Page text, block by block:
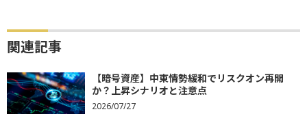
関連記事
【暗号資産】中東情勢緩和でリスクオン再開
か？上昇シナリオと注意点
2026/07/27